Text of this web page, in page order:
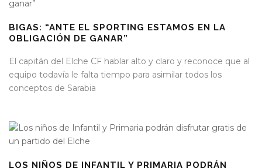
BIGAS: “ANTE EL SPORTING ESTAMOS EN LA
OBLIGACIÓN DE GANAR”
El capitán del Elche CF hablar alto y claro y reconoce que al
equipo todavía le falta tiempo para asimilar todos los
conceptos de Sarabia
LOS NIÑOS DE INFANTIL Y PRIMARIA PODRÁN